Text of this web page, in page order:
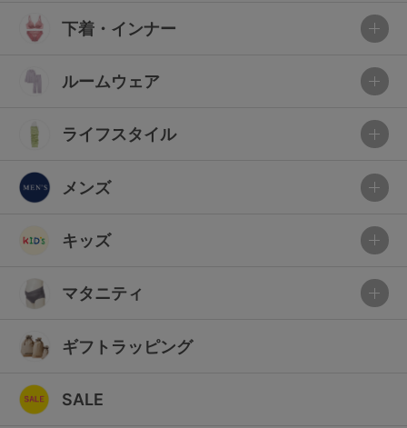
下着・インナー
ルームウェア
ライフスタイル
メンズ
キッズ
マタニティ
ギフトラッピング
SALE